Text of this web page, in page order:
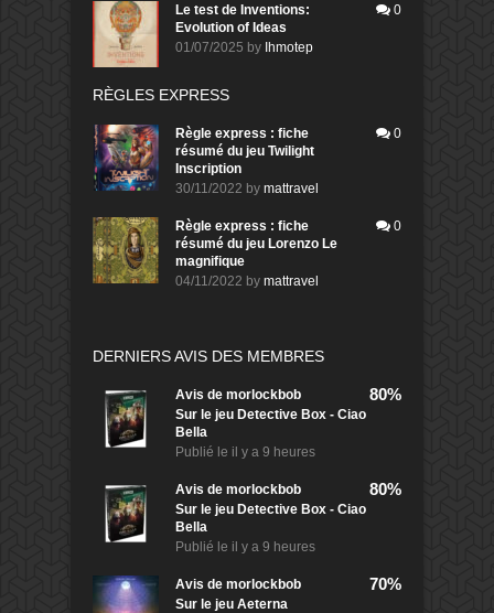
Le test de Inventions:
Evolution of Ideas
01/07/2025 by Ihmotep
0
RÈGLES EXPRESS
Règle express : fiche
résumé du jeu Twilight
Inscription
30/11/2022 by mattravel
0
Règle express : fiche
résumé du jeu Lorenzo Le
magnifique
04/11/2022 by mattravel
0
DERNIERS AVIS DES MEMBRES
Avis de morlockbob
Sur le jeu Detective Box - Ciao
Bella
Publié le il y a 9 heures
80%
Avis de morlockbob
Sur le jeu Detective Box - Ciao
Bella
Publié le il y a 9 heures
80%
Avis de morlockbob
Sur le jeu Aeterna
70%